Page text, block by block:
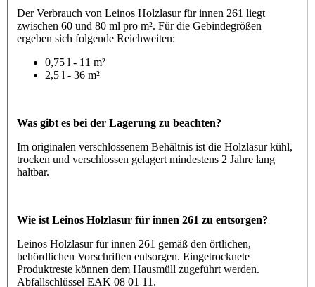
Der Verbrauch von Leinos Holzlasur für innen 261 liegt
zwischen 60 und 80 ml pro m². Für die Gebindegrößen
ergeben sich folgende Reichweiten:
0,75 l - 11 m²
2,5 l - 36 m²
Was gibt es bei der Lagerung zu beachten?
Im originalen verschlossenem Behältnis ist die Holzlasur kühl,
trocken und verschlossen gelagert mindestens 2 Jahre lang
haltbar.
Wie ist Leinos Holzlasur für innen 261 zu entsorgen?
Leinos Holzlasur für innen 261 gemäß den örtlichen,
behördlichen Vorschriften entsorgen. Eingetrocknete
Produktreste können dem Hausmüll zugeführt werden.
Abfallschlüssel EAK 08 01 11.